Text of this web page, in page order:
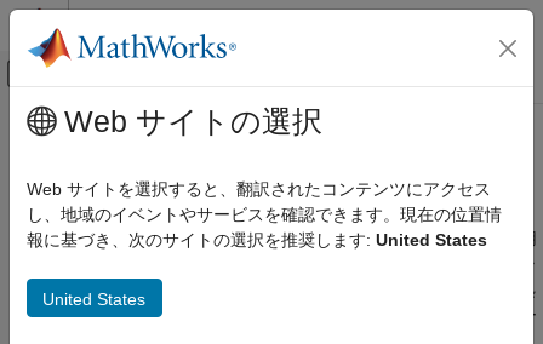
コンテンツへスキップ
オフキャンバス ナビゲーション メ
ドキュメンテーションのホーム
MATLAB
MATLAB
MATLAB Copilot
Simulink
メインコンテンツ
信号処理
信号処理システムの解析、設計、およびシミュレーション
MathWorks ®製品は、オーディオ、深層学習、信号処理などの用
途に対応したワークフローを提供します。言語ベースのプログラ
ミングと Simulink
ブロック線図を組み合わせて、時系列の前処
理、可視化、解析、アルゴリズムの開発とデバッグ、フィルター
Web サイトの選択
Web サイトを選択すると、翻訳されたコンテンツにアクセス
し、地域のイベントやサービスを確認できます。現在の位置情
報に基づき、次のサイトの選択を推奨します: United States
United States